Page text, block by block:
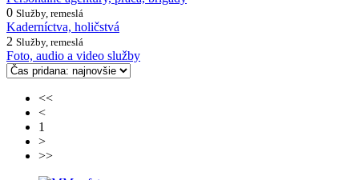
0 Služby, remeslá
Kaderníctva, holičstvá
2 Služby, remeslá
Foto, audio a video služby
<<
<
1
>
>>